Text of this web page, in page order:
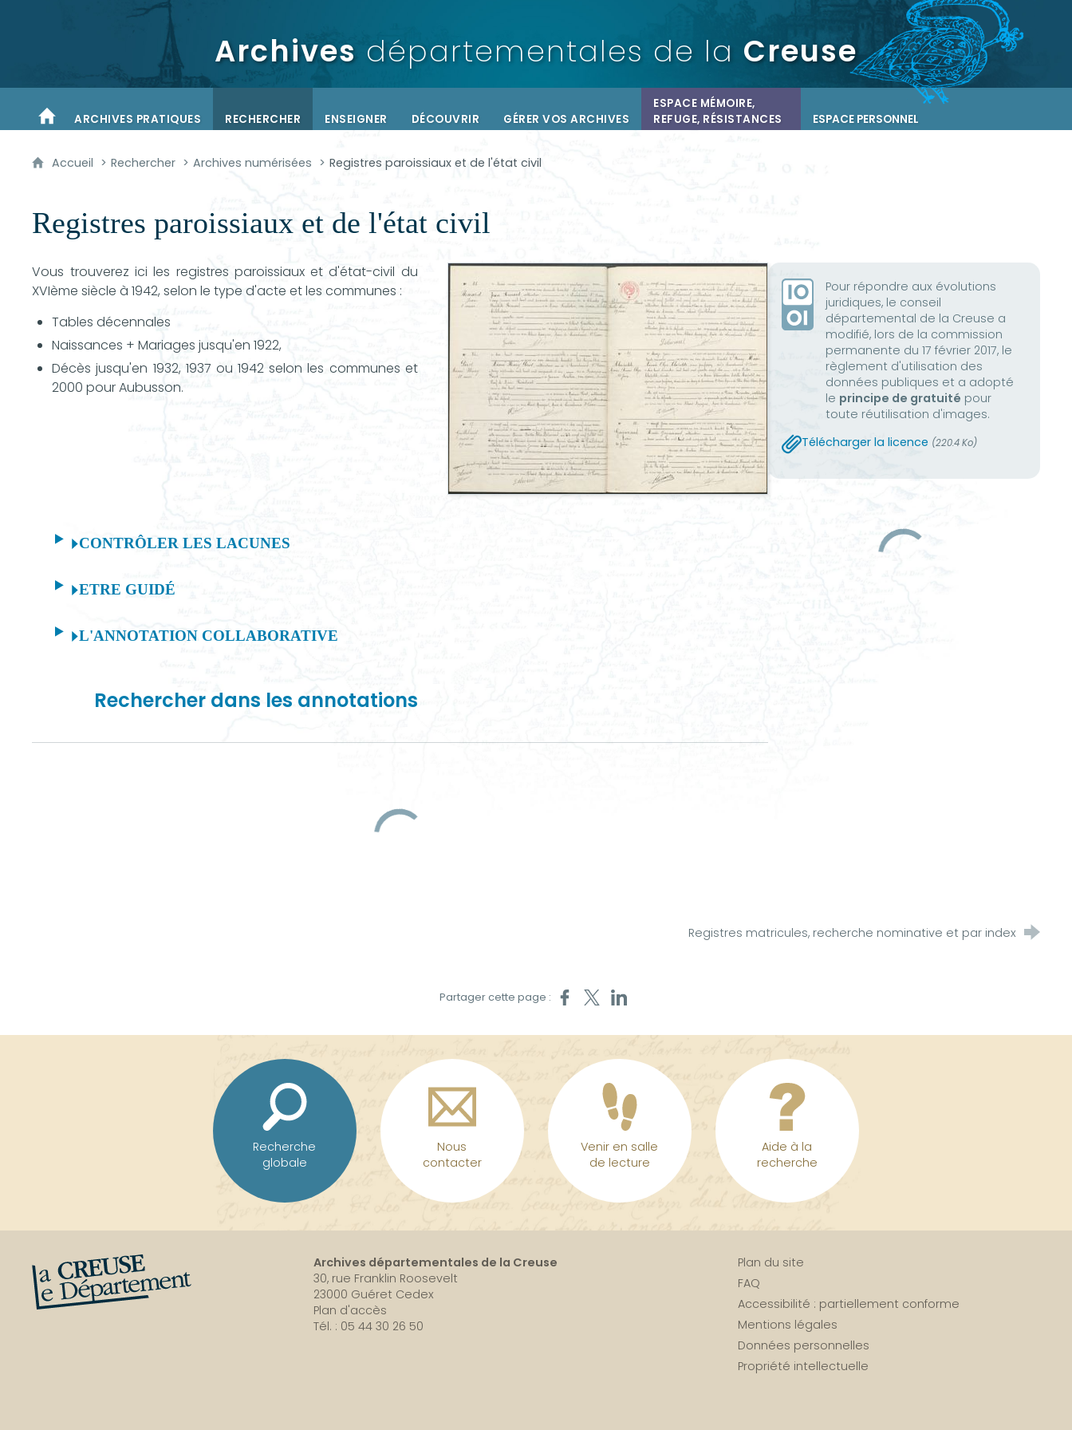
Archives départementales de la Creuse
ACCUEIL
ARCHIVES PRATIQUES RECHERCHER ENSEIGNER DÉCOUVRIR GÉRER VOS ARCHIVES
ESPACE MÉMOIRE,
REFUGE, RÉSISTANCES
ESPACE PERSONNEL
Accueil Rechercher Archives numérisées Registres paroissiaux et de l'état civil
Registres paroissiaux et de l'état civil
Vous trouverez ici les registres paroissiaux et d'état-civil du
XVIème siècle à 1942, selon le type d'acte et les communes :
Tables décennales
Naissances + Mariages jusqu'en 1922,
Décès jusqu'en 1932, 1937 ou 1942 selon les communes et
2000 pour Aubusson.
CONTRÔLER LES LACUNES
ETRE GUIDÉ
L'ANNOTATION COLLABORATIVE
Rechercher dans les annotations
Pour répondre aux évolutions
juridiques, le conseil
départemental de la Creuse a
modifié, lors de la commission
permanente du 17 février 2017, le
règlement d'utilisation des
données publiques et a adopté
le principe de gratuité pour
toute réutilisation d'images.
Télécharger la licence (220.4 Ko)
Registres matricules, recherche nominative et par index
Partager cette page : Partager sur Facebook
Partager sur X
Partager sur LinkedIn
Recherche
globale
Nous
contacter
Venir en salle
de lecture
Aide à la
recherche
La Creuse, le département
Archives départementales de la Creuse
30, rue Franklin Roosevelt
23000 Guéret Cedex
Plan d'accès
Tél. : 05 44 30 26 50
Plan du site
FAQ
Accessibilité : partiellement conforme
Mentions légales
Données personnelles
Propriété intellectuelle